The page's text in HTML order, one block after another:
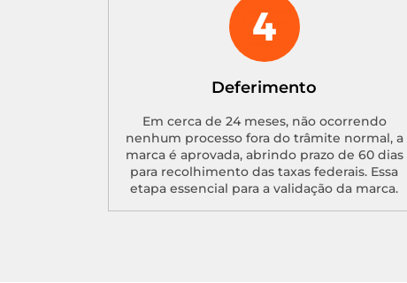
Deferimento
Em cerca de 24 meses, não ocorrendo
nenhum processo fora do trâmite normal, a
marca é aprovada, abrindo prazo de 60 dias
para recolhimento das taxas federais. Essa
etapa essencial para a validação da marca.